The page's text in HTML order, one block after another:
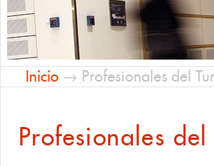
Inicio → Profesionales del
Profesionales del